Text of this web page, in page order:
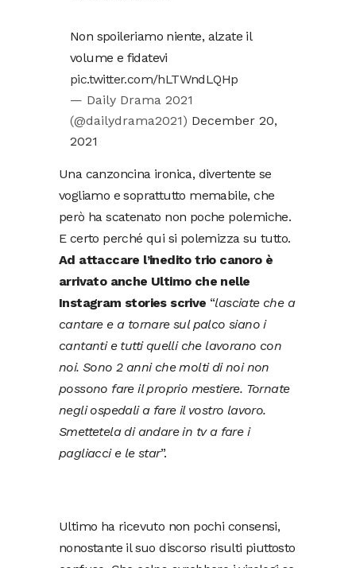
Non spoileriamo niente, alzate il
volume e fidatevi
pic.twitter.com/hLTWndLQHp
— Daily Drama 2021
(@dailydrama2021) December 20,
2021
Una canzoncina ironica, divertente se
vogliamo e soprattutto memabile, che
però ha scatenato non poche polemiche.
E certo perché qui si polemizza su tutto.
Ad attaccare l’inedito trio canoro è
arrivato anche Ultimo che nelle
Instagram stories scrive “lasciate che a
cantare e a tornare sul palco siano i
cantanti e tutti quelli che lavorano con
noi. Sono 2 anni che molti di noi non
possono fare il proprio mestiere. Tornate
negli ospedali a fare il vostro lavoro.
Smettetela di andare in tv a fare i
pagliacci e le star”.
Ultimo ha ricevuto non pochi consensi,
nonostante il suo discorso risulti piuttosto